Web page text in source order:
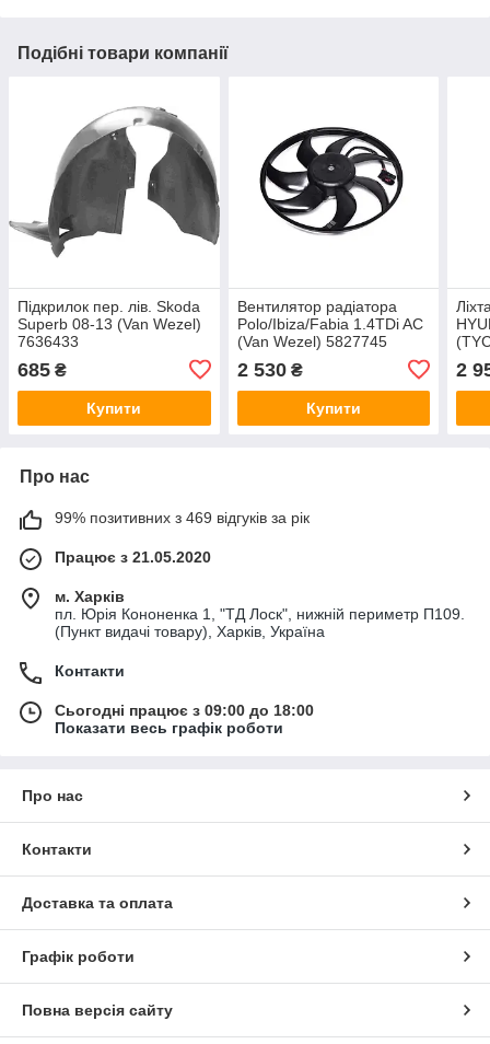
Подібні товари компанії
Підкрилок пер. лів. Skoda
Superb 08-13 (Van Wezel)
7636433
685 ₴
Купити
Вентилятор радіатора
Polo/Ibiza/Fabia 1.4TDi AC
(Van Wezel) 5827745
2 530₴
Купити
2
Про нас
99% позитивних з 469 відгуків за рік
Працює з 21.05.2020
м. Харків
пл. Юрія Кононенка 1, "ТД Лоск", нижній периметр П109.
(Пункт видачі товару), Харків, Україна
Контакти
Сьогодні працює з 09:00 до 18:00
Показати весь графік роботи
Про нас
Контакти
Доставка та оплата
Графік роботи
Повна версія сайту